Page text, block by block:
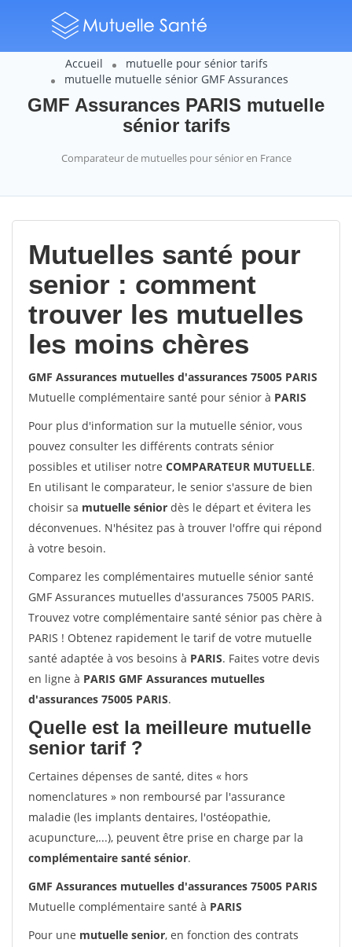
Accueil
mutuelle pour sénior tarifs
mutuelle mutuelle sénior GMF Assurances
GMF Assurances PARIS mutuelle
sénior tarifs
Comparateur de mutuelles pour sénior en France
Mutuelles santé pour
senior : comment
trouver les mutuelles
les moins chères
GMF Assurances mutuelles d'assurances 75005 PARIS
Mutuelle complémentaire santé pour sénior à PARIS
Pour plus d'information sur la mutuelle sénior, vous
pouvez consulter les différents contrats sénior
possibles et utiliser notre COMPARATEUR MUTUELLE.
En utilisant le comparateur, le senior s'assure de bien
choisir sa mutuelle sénior dès le départ et évitera les
déconvenues. N'hésitez pas à trouver l'offre qui répond
à votre besoin.
Comparez les complémentaires mutuelle sénior santé
GMF Assurances mutuelles d'assurances 75005 PARIS.
Trouvez votre complémentaire santé sénior pas chère à
PARIS ! Obtenez rapidement le tarif de votre mutuelle
santé adaptée à vos besoins à PARIS. Faites votre devis
en ligne à PARIS GMF Assurances mutuelles
d'assurances 75005 PARIS.
Quelle est la meilleure mutuelle
senior tarif ?
Certaines dépenses de santé, dites « hors
nomenclatures » non remboursé par l'assurance
maladie (les implants dentaires, l'ostéopathie,
acupuncture,...), peuvent être prise en charge par la
complémentaire santé sénior.
GMF Assurances mutuelles d'assurances 75005 PARIS
Mutuelle complémentaire santé à PARIS
Pour une mutuelle senior, en fonction des contrats